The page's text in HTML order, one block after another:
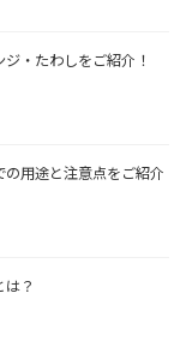
・たわしをご紹介！
の用途と注意点をご紹介
？